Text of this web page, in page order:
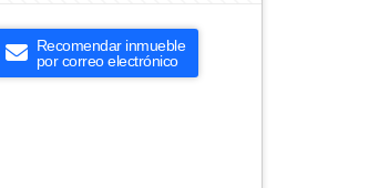
Recomendar inmueble
por correo electrónico